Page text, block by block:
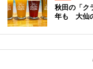
秋田の「ク
年も 大仙